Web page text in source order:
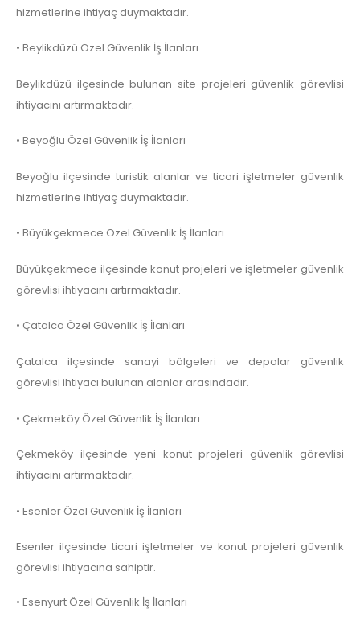
hizmetlerine ihtiyaç duymaktadır.
• Beylikdüzü Özel Güvenlik İş İlanları
Beylikdüzü ilçesinde bulunan site projeleri güvenlik görevlisi
ihtiyacını artırmaktadır.
• Beyoğlu Özel Güvenlik İş İlanları
Beyoğlu ilçesinde turistik alanlar ve ticari işletmeler güvenlik
hizmetlerine ihtiyaç duymaktadır.
• Büyükçekmece Özel Güvenlik İş İlanları
Büyükçekmece ilçesinde konut projeleri ve işletmeler güvenlik
görevlisi ihtiyacını artırmaktadır.
• Çatalca Özel Güvenlik İş İlanları
Çatalca ilçesinde sanayi bölgeleri ve depolar güvenlik
görevlisi ihtiyacı bulunan alanlar arasındadır.
• Çekmeköy Özel Güvenlik İş İlanları
Çekmeköy ilçesinde yeni konut projeleri güvenlik görevlisi
ihtiyacını artırmaktadır.
• Esenler Özel Güvenlik İş İlanları
Esenler ilçesinde ticari işletmeler ve konut projeleri güvenlik
görevlisi ihtiyacına sahiptir.
• Esenyurt Özel Güvenlik İş İlanları